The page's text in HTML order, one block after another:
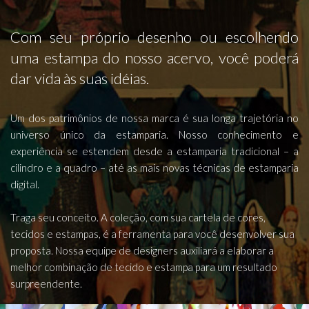
Com seu próprio desenho ou escolhendo
uma estampa do nosso acervo, você poderá
dar vida às suas idéias.
Um dos patrimônios de nossa marca é sua longa trajetória no
universo único da estamparia. Nosso conhecimento e
experiência se estendem desde a estamparia tradicional – a
cilindro e a quadro – até as mais novas técnicas de estamparia
digital.
Traga seu conceito. A coleção, com sua cartela de cores,
tecidos e estampas, é a ferramenta para você desenvolver sua
proposta. Nossa equipe de designers auxiliará a elaborar a
melhor combinação de tecido e estampa para um resultado
surpreendente.